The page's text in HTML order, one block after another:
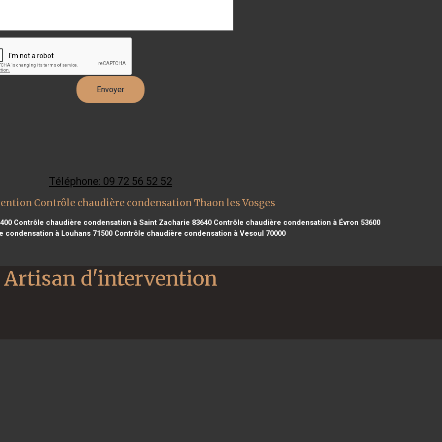
Téléphone: 09 72 56 52 52
Contrôle chaudière condensation Thaon les Vosges
Contrôle chaudière condensation à Saint Zacharie 83640 Contrôle chaudière condensation à Évron 53600
condensation à Louhans 71500Contrôle chaudière condensation à Vesoul 70000
Artisan d'intervention